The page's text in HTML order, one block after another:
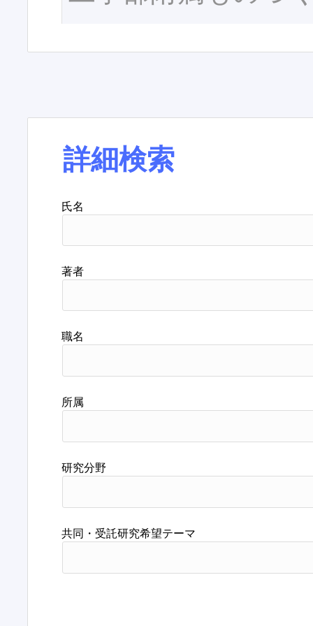
詳細検索
氏名
著者
職名
所属
研究分野
共同・受託研究希望テーマ